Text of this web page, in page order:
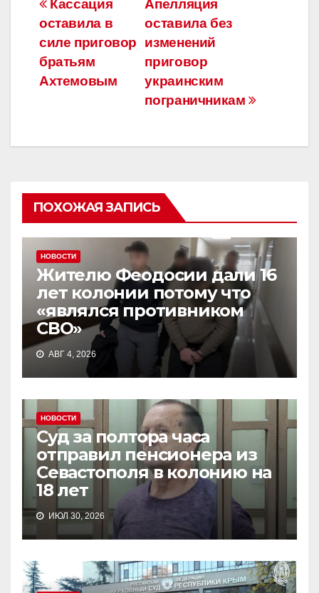
b
o
o
k
a
m
в
и
ть
Навигация
по
записям
Апелляция
оставила без
изменений
приговор
украинским
пограничникам
Кассация
оставила в
силе приговор
братьям
Ахтемовым
ПОХОЖАЯ ЗАПИСЬ
НОВОСТИ
Жителю Феодосии дали 16
лет колонии потому что
«являлся противником
СВО»
АВГ 4, 2026
НОВОСТИ
Суд за полтора часа
отправил пенсионера из
Севастополя в колонию на
18 лет
ИЮЛ 30, 2026